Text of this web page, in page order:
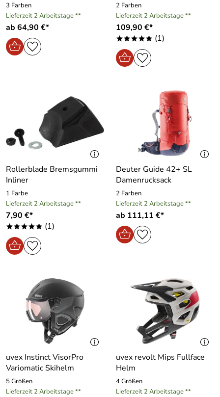
3 Farben
Lieferzeit 2 Arbeitstage **
ab 64,90 €*
2 Farben
Lieferzeit 2 Arbeitstage **
109,90 €*
***** (1)
Rollerblade Bremsgummi
Inliner
1 Farbe
Lieferzeit 2 Arbeitstage **
7,90 €*
***** (1)
Deuter Guide 42+ SL
Damenrucksack
2 Farben
Lieferzeit 2 Arbeitstage **
ab 111,11 €*
uvex Instinct VisorPro
Variomatic Skihelm
5 Größen
Lieferzeit 2 Arbeitstage **
uvex revolt Mips Fullface
Helm
4 Größen
Lieferzeit 2 Arbeitstage **